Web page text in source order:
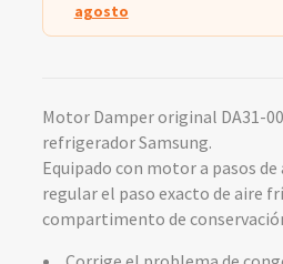
agosto
Motor Damper original DA31-
refrigerador Samsung.
Equipado con motor a pasos
regular el paso exacto de aire
compartimento de